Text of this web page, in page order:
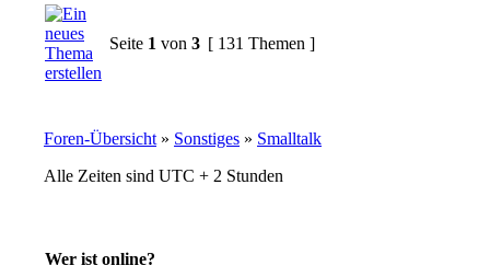
Seite 1 von 3 [ 131 Themen ]
Foren-Übersicht » Sonstiges » Smalltalk
Alle Zeiten sind UTC + 2 Stunden
Wer ist online?